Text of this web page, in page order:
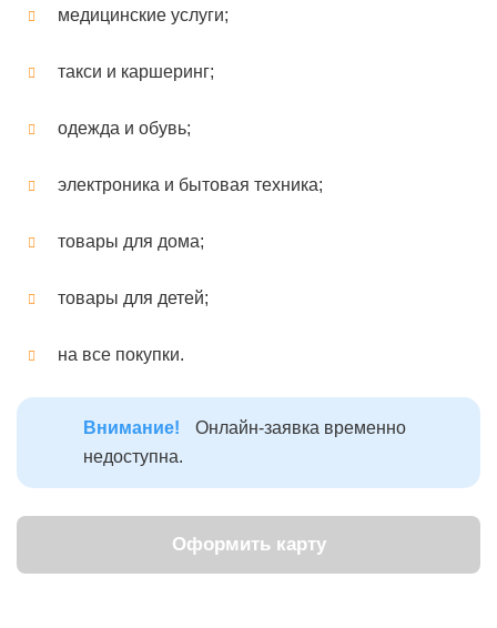
медицинские услуги;
такси и каршеринг;
одежда и обувь;
электроника и бытовая техника;
товары для дома;
товары для детей;
на все покупки.
Внимание!
Онлайн-заявка временно
недоступна.
Оформить карту